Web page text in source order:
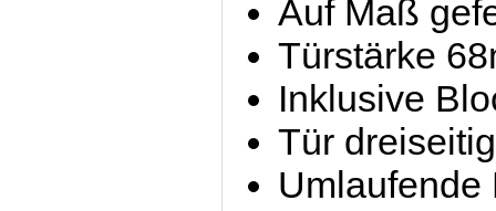
Auf Maß
Türstärke
Inklusive
Tür
Umlaufende